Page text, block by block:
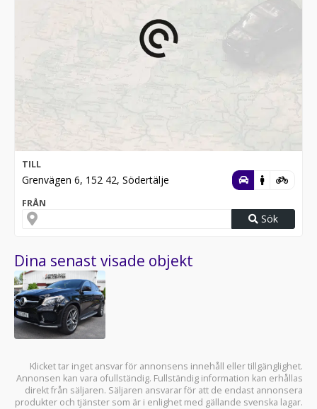
TILL
Grenvägen 6, 152 42, Södertälje
FRÅN
Sök
Dina senast visade objekt
Klicket tar inget ansvar för annonsens innehåll eller tillgänglighet.
Annonsen kan vara ofullständig. Fullständig information kan erhållas
direkt från säljaren. Säljaren ansvarar för att de endast annonsera
produkter och tjänster som är i enlighet med gällande svenska lagar.